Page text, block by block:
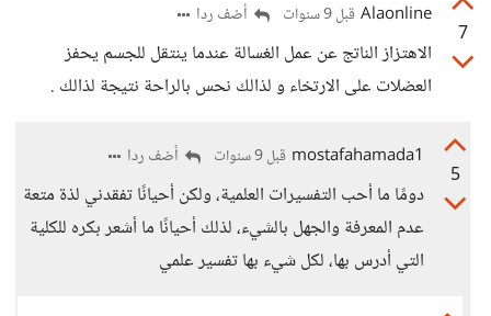
7
Alaonline قبل 9 سنوات أضف ردا
الاهتزاز الناتج عن عمل الغسالة عندما ينتقل للجسم يحفز
العضلات على الارتخاء و لذالك نحس بالراحة نتيجة لذالك .
5
mostafahamada1 قبل 9 سنوات أضف ردا
دومًا ما أحب التفسيرات العلمية، ولكن أحيانًا تفقدني لذة متعة
عدم المعرفة والجهل بالشيء، لذلك أحيانًا ما أشعر بكره للكلية
التي أدرس بها، لكل شيء بها تفسير علمي